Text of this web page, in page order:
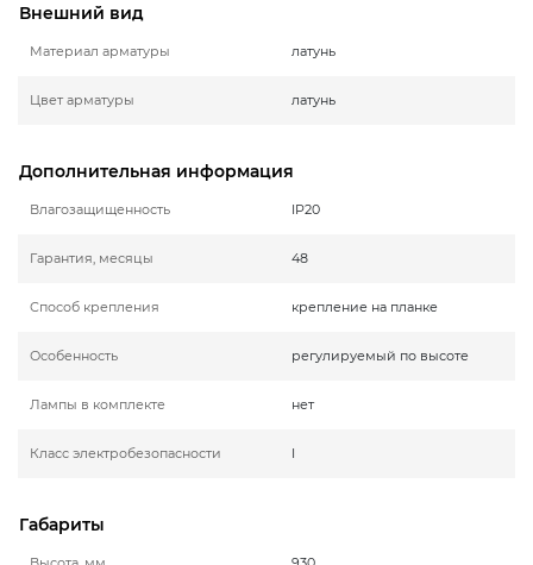
Внешний вид
Материал арматуры латунь
Цвет арматуры латунь
Дополнительная информация
Влагозащищенность IP20
Гарантия, месяцы 48
Способ крепления крепление на планке
Особенность регулируемый по высоте
Лампы в комплекте нет
Класс электробезопасности I
Габариты